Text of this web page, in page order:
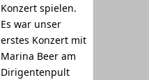
Konzert spielen.
Es war unser
erstes Konzert mit
Marina Beer am
Dirigentenpult